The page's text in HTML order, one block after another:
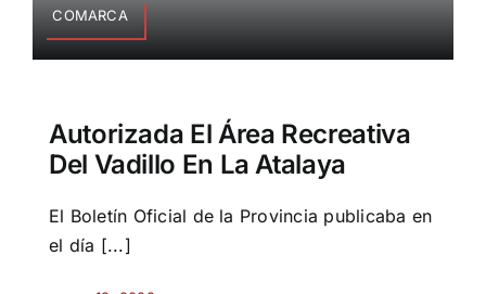
COMARCA
Autorizada El Área Recreativa
Del Vadillo En La Atalaya
El Boletín Oficial de la Provincia publicaba en
el día [...]